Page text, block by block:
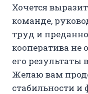
Хочется
команде,
труд и
кооператива не
его
Желаю вам
стабильности и